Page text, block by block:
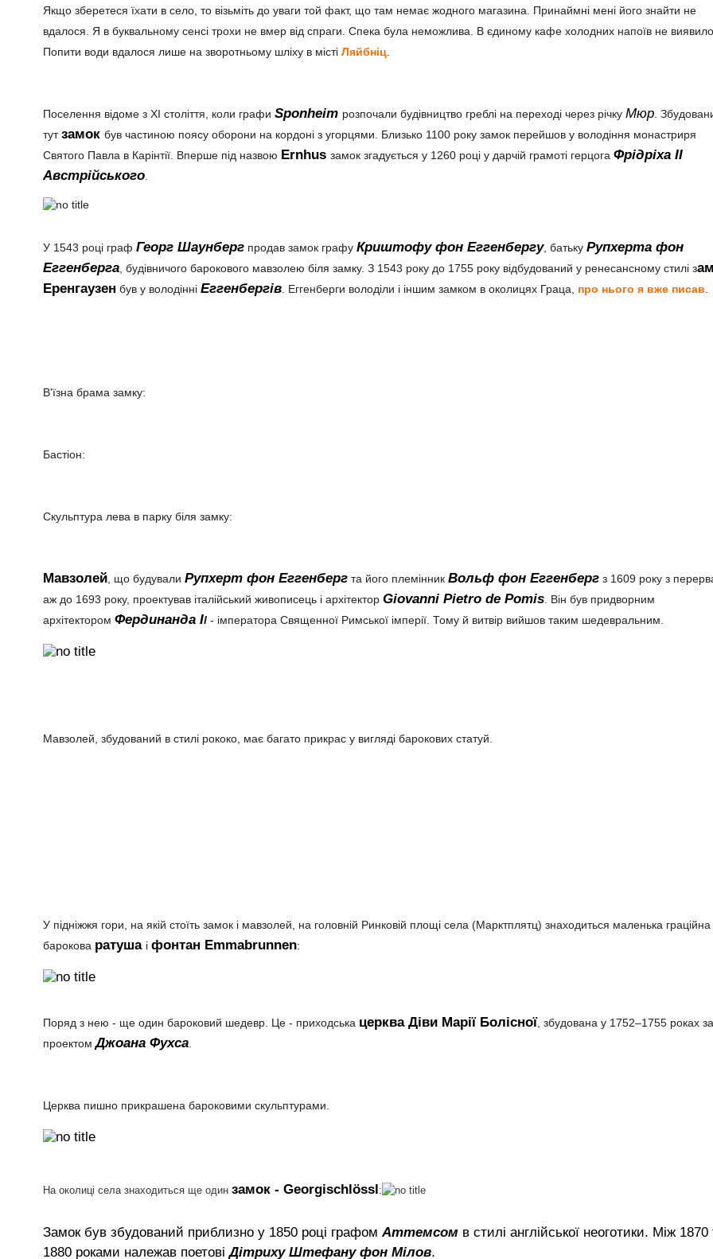
Якщо зберетеся їхати в село, то візьміть до уваги той факт, що там немає жодного магазина. Принаймні мені його знайти не
вдалося. Я в буквальному сенсі трохи не вмер від спраги. Спека була неможлива. В єдиному кафе холодних напоїв не
Попити води вдалося лише на зворотньому шліху в місті Ляйбніц
Поселення відоме з ХІ століття, коли графи Sponheim розпочали будівництво греблі на переході через річку Мюр .
тутзамок був частиною поясу оборони на кордоні з угорцями. Близько 1100 року замок перейшов у володіння монастриря
Святого Павла в Карінтії. Вперше під назвою Ernhus замок згадується у 1260 році у дарчій грамоті герцога Фрідріха ІІ
Австрійського
У 1543 році граф Георг Шаунберг продав замок графу Криштофу фон Еггенбергу, батьку Рупхерта фон
Еггенберга , будівничого барокового мавзолею біля замку. З 1543 року до 1755 року відбудований у ренесансному стилі з
Еренгаузен був у володінні Еггенбергів . Еггенберги володіли і іншим замком в околицях Граца, про нього я вже писав
В'їзна брама замку:
Бастіон:
Скульптура лева в парку біля замку:
Мавзолей , що будували Рупхерт фон Еггенберг та його племінник Вольф фон Еггенберг з 1609 року з
аж до 1693 року, проектував італійський живописець і архітектор Giovanni Pietro de Pomis . Він був придворним
архітектором Фердинанда ІІ - імператора Священної Римської імперії. Тому й витвір вийшов таким шедевральним.
Мавзолей, збудований в стилі рококо, має багато прикрас у вигляді барокових статуй.
У підніжжя гори, на якій стоїть замок і мавзолей, на головній Ринковій площі села (Марктплятц) знаходиться маленька граційна
барокова ратуша і фонтан Emmabrunnen:
Поряд з нею - ще один бароковий шедевр. Це - приходська церква Діви Марії Болісної , збудована у 1752–1755 роках за
проектомДжоана Фухса
Церква пишно прикрашена бароковими скульптурами.
На околиці села знаходиться ще один замок - Georgischlössl:
Замок був збудований приблизно у 1850 році графом Аттемсом в стилі англійської неоготики. Між 1870
1880 роками належав поетовіДітриху Штефану фон Мілов.